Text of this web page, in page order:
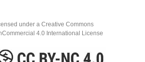
under a Creative Commons
4.0 International License